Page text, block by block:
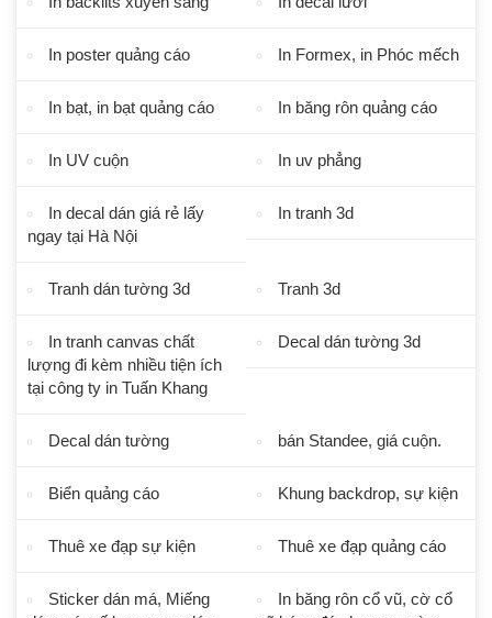
In poster quảng cáo In Formex, in Phóc mếch
In bạt, in bạt quảng cáo In băng rôn quảng cáo
In UV cuộn In uv phẳng
In decal dán giá rẻ lấy
ngay tại Hà Nội
In tranh 3d
Tranh dán tường 3d Tranh 3d
In tranh canvas chất
lượng đi kèm nhiều tiện ích
tại công ty in Tuấn Khang
Decal dán tường 3d
Decal dán tường bán Standee, giá cuộn.
Biển quảng cáo Khung backdrop, sự kiện
Thuê xe đạp sự kiện Thuê xe đạp quảng cáo
Sticker dán má, Miếng
In băng rôn cổ vũ, cờ cổ